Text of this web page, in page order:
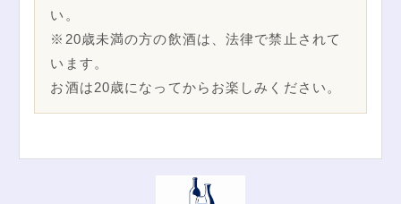
い。
※20歳未満の方の飲酒は、法律で禁止されて
います。
お酒は20歳になってからお楽しみください。